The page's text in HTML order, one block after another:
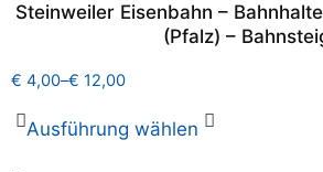
Steinweiler Eisenbahn –
(Pfalz) –
€ 4,00–€ 12,00
Ausführung wählen